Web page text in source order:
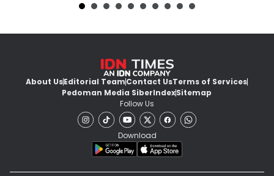
About UsEditorial TeamContact UsTerms of Services
Pedoman Media SiberIndexSitemap
Follow Us
Download